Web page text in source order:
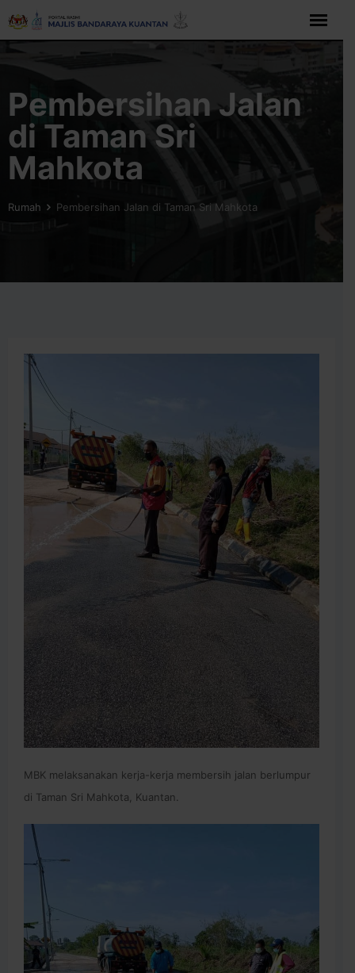
Langkau
kandungan
Pembersihan Jalan
di Taman Sri
Mahkota
Rumah Pembersihan Jalan di Taman Sri Mahkota
MBK melaksanakan kerja-kerja membersih jalan berlumpur
di Taman Sri Mahkota, Kuantan.